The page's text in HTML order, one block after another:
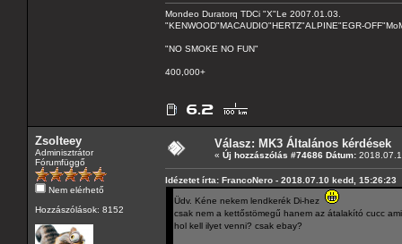
Mondeo Duratorq TDCi "X"Le 2007.01.03.
"KENWOOD"MACAUDIO"HERTZ"ALPINE"EGR-
"NO SMOKE NO FUN"
400,000+
Zsolteey
Adminisztrátor
Fórumfüggő
Nem elérhető
Hozzászólások: 8152
Válasz: MK3 Általános kérdések
« Új hozzászólás #74686 Dátum:
Idézetet írta: FrancoNero - 2018.07.10 kedd, 15:26:23
Üdv. Kéne nekem lendkerék Di-hez
csak nem a kettőstömegű hanem az átalakító cucc
hol kell ilyet venni? csak ebay?